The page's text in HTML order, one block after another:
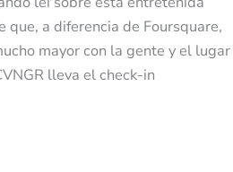
que, a diferencia de Foursquare,
mayor con la gente y el lugar
lleva el check-in